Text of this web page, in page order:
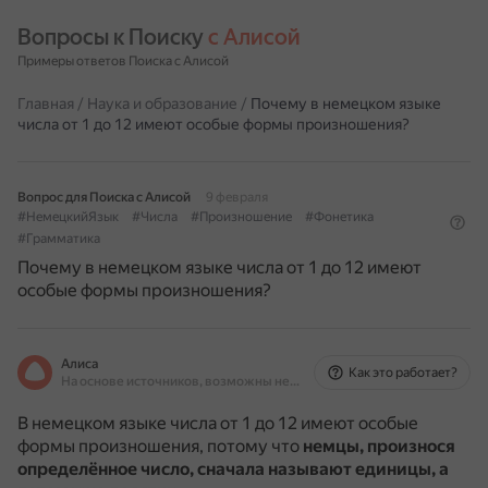
Вопросы к Поиску с Алисой
Примеры ответов Поиска с Алисой
Главная / Наука и образование / Почему в немецком языке
числа от 1 до 12 имеют особые формы произношения?
Вопрос для Поиска с Алисой
9 февраля
#НемецкийЯзык
#Числа #Произношение
#Фонетика
#Грамматика
Почему в немецком языке числа от 1 до 12 имеют
особые формы произношения?
Алиса
На основе источников, возможны неточности
Как это работает?
В немецком языке числа от 1 до 12 имеют особые
формы произношения, потому что немцы, произнося
определённое число, сначала называют единицы, а